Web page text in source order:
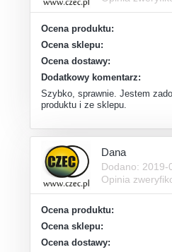
Ocena produktu:
Ocena sklepu:
Ocena dostawy:
Dodatkowy komentarz:
Szybko, sprawnie. Jestem
produktu i ze sklepu.
Dana
Dodano: 2019-
Opinia
Ocena produktu:
Ocena sklepu:
Ocena dostawy: